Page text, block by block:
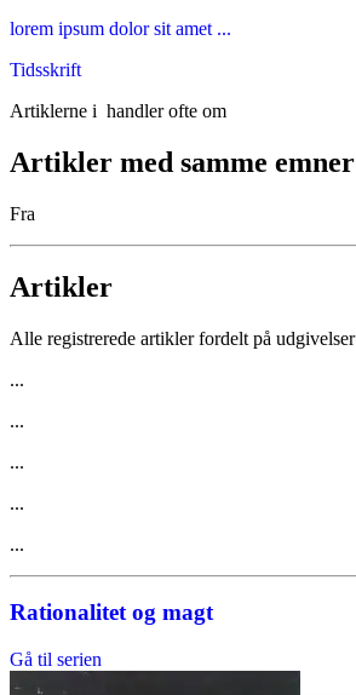
lorem ipsum dolor sit amet ...
Tidsskrift
Artiklerne i handler ofte om
Artikler med samme emner
Fra
Artikler
Alle registrerede artikler fordelt på udgivelser
...
...
...
...
...
Rationalitet og magt
Gå til serien